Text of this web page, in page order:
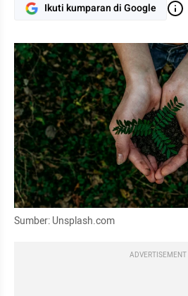
Ikuti kumparan di Google
Sumber: Unsplash.com
ADVERTISEMENT